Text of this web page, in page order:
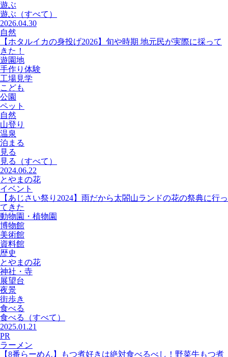
遊ぶ
遊ぶ （すべて）
2026.04.30
自然
【ホタルイカの身投げ2026】旬や時期 地元民が実際に採って
きた！
遊園地
手作り体験
工場見学
こども
公園
ペット
自然
山登り
温泉
泊まる
見る
見る
（すべて）
2024.06.22
とやまの花
イベント
【あじさい祭り2024】雨だから太閤山ランドの花の祭典に行っ
てきた
動物園・植物園
博物館
美術館
資料館
歴史
とやまの花
神社・寺
展望台
夜景
街歩き
食べる
食べる
（すべて）
2025.01.21
PR
ラーメン
【8番らーめん】もつ煮好きは絶対食べるべし！野菜牛もつ煮